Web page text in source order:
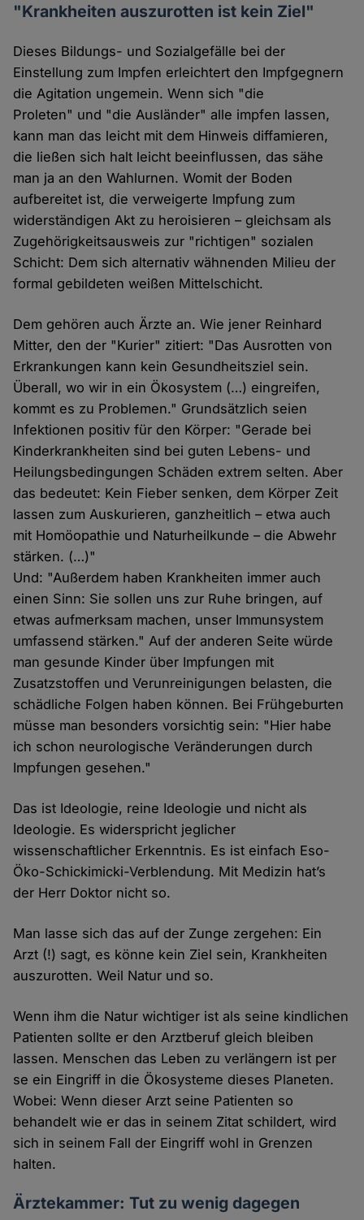
"Krankheiten auszurotten ist kein Ziel"
Dieses Bildungs- und Sozialgefälle bei der
Einstellung zum Impfen erleichtert den Impfgegnern
die Agitation ungemein. Wenn sich "die
Proleten" und "die Ausländer" alle impfen lassen,
kann man das leicht mit dem Hinweis diffamieren,
die ließen sich halt leicht beeinflussen, das sähe
man ja an den Wahlurnen. Womit der Boden
aufbereitet ist, die verweigerte Impfung zum
widerständigen Akt zu heroisieren – gleichsam als
Zugehörigkeitsausweis zur "richtigen" sozialen
Schicht: Dem sich alternativ wähnenden Milieu der
formal gebildeten weißen Mittelschicht.
Dem gehören auch Ärzte an. Wie jener Reinhard
Mitter, den der "Kurier" zitiert: "Das Ausrotten von
Erkrankungen kann kein Gesundheitsziel sein.
Überall, wo wir in ein Ökosystem (…) eingreifen,
kommt es zu Problemen." Grundsätzlich seien
Infektionen positiv für den Körper: "Gerade bei
Kinderkrankheiten sind bei guten Lebens- und
Heilungsbedingungen Schäden extrem selten. Aber
das bedeutet: Kein Fieber senken, dem Körper Zeit
lassen zum Auskurieren, ganzheitlich – etwa auch
mit Homöopathie und Naturheilkunde – die Abwehr
stärken. (…)"
Und: "Außerdem haben Krankheiten immer auch
einen Sinn: Sie sollen uns zur Ruhe bringen, auf
etwas aufmerksam machen, unser Immunsystem
umfassend stärken." Auf der anderen Seite würde
man gesunde Kinder über Impfungen mit
Zusatzstoffen und Verunreinigungen belasten, die
schädliche Folgen haben können. Bei Frühgeburten
müsse man besonders vorsichtig sein: "Hier habe
ich schon neurologische Veränderungen durch
Impfungen gesehen."
Das ist Ideologie, reine Ideologie und nicht als
Ideologie. Es widerspricht jeglicher
wissenschaftlicher Erkenntnis. Es ist einfach Eso-
Öko-Schickimicki-Verblendung. Mit Medizin hat’s
der Herr Doktor nicht so.
Man lasse sich das auf der Zunge zergehen: Ein
Arzt (!) sagt, es könne kein Ziel sein, Krankheiten
auszurotten. Weil Natur und so.
Wenn ihm die Natur wichtiger ist als seine kindlichen
Patienten sollte er den Arztberuf gleich bleiben
lassen. Menschen das Leben zu verlängern ist per
se ein Eingriff in die Ökosysteme dieses Planeten.
Wobei: Wenn dieser Arzt seine Patienten so
behandelt wie er das in seinem Zitat schildert, wird
sich in seinem Fall der Eingriff wohl in Grenzen
halten.
Ärztekammer: Tut zu wenig dagegen